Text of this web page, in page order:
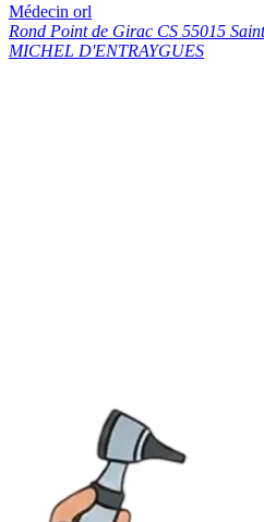
Médecin orl
Rond Point de Girac CS 55015
MICHEL D'ENTRAYGUES